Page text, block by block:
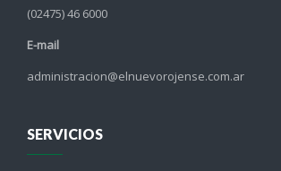
(02475) 46 6000
E-mail
administracion@elnuevorojense.com.ar
SERVICIOS